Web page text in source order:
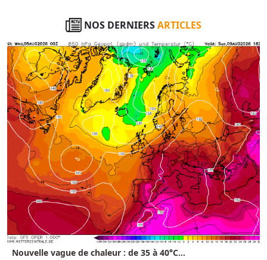
NOS DERNIERSARTICLES
Nouvelle vague de chaleur : de 35 à 40°C...